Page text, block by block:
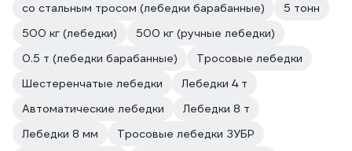
со стальным тросом (лебедки барабанные)
5 тонн
500 кг (лебедки)
500 кг (ручные лебедки)
0.5 т (лебедки барабанные)
Тросовые лебедки
Шестеренчатые лебедки
Лебедки 4 т
Автоматические лебедки
Лебедки 8 т
Лебедки 8 мм
Тросовые лебедки ЗУБР